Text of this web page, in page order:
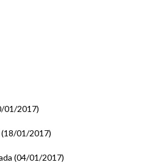
01/2017)
(18/01/2017)
(04/01/2017)